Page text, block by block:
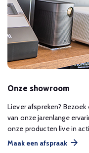
Onze showroom
Liever afspreken?
van onze jarenlange
onze producten live in
Maak een afspraak